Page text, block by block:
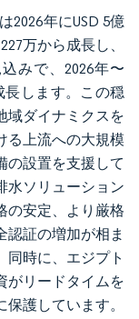
2026年にUSD 5億
万から成長し、
みで、2026年〜
長します。この穏
域ダイナミクスを
る上流への大規模
の設置を支援して
水ソリューション
の安定、より厳格
認証の増加が相ま
同時に、エジプト
がリードタイムを
護しています。